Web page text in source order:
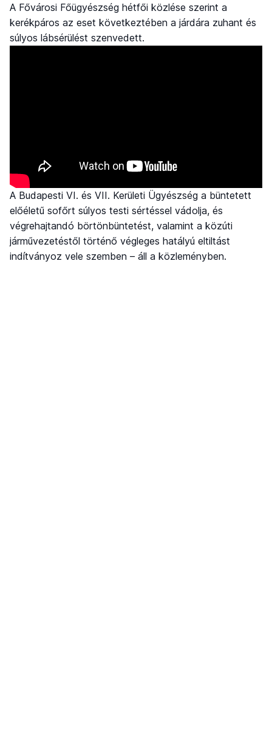
A Fővárosi Főügyészség hétfői közlése szerint a
kerékpáros az eset következtében a járdára zuhant és
súlyos lábsérülést szenvedett.
A Budapesti VI. és VII. Kerületi Ügyészség a büntetett
előéletű sofőrt súlyos testi sértéssel vádolja, és
végrehajtandó börtönbüntetést, valamint a közúti
járművezetéstől történő végleges hatályú eltiltást
indítványoz vele szemben – áll a közleményben.